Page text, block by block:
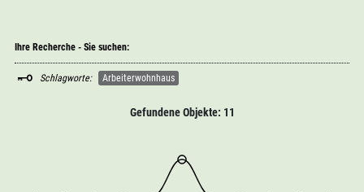
Gefundene Objekte: 11
Ihre Recherche - Sie suchen:
Schlagworte: Arbeiterwohnhaus